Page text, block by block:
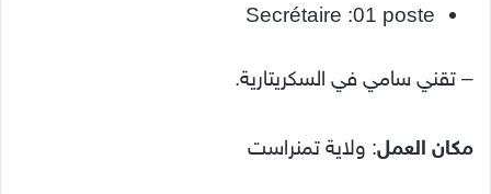
Secrétaire :01 poste
– تقني سامي في السكريتارية.
مكان العمل: ولاية تمنراست